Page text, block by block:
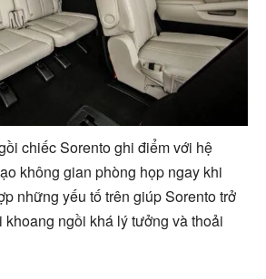
chiếc Sorento ghi điểm với hệ
không gian phòng họp ngay khi
những yếu tố trên giúp Sorento trở
ngồi khá lý tưởng và thoải